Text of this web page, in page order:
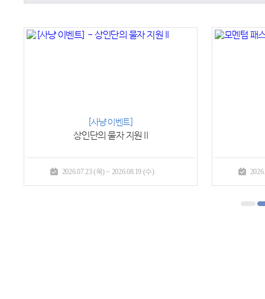
헤이즐의 부탁
2026.07.23 (목) ~ 2026.09.16 (수)